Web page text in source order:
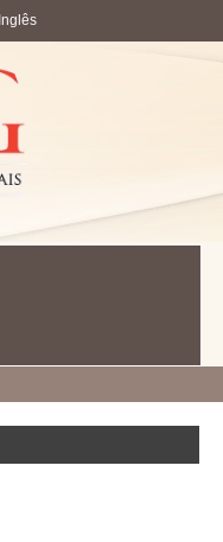
Inglês